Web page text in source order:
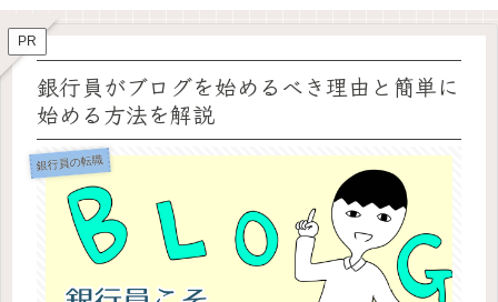
PR
銀行員がブログを始めるべき理由と簡単に
始める方法を解説
銀行員の転職